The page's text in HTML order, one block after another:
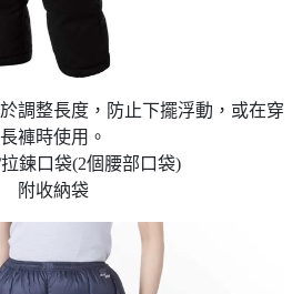
調整長度，防止下擺浮動，或在穿
長褲時使用。
鍊口袋(2個腰部口袋)
附收納袋